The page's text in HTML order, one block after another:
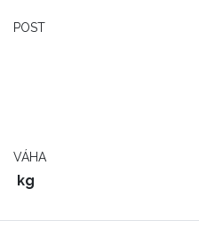
POST
VÁHA
kg